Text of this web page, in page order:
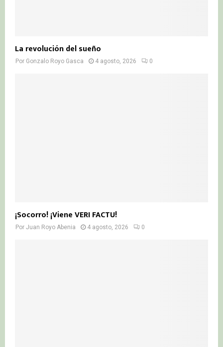
La revolución del sueño
Por Gonzalo Royo Gasca 4 agosto, 2026 0
¡Socorro! ¡Viene VERI FACTU!
Por Juan Royo Abenia 4 agosto, 2026 0